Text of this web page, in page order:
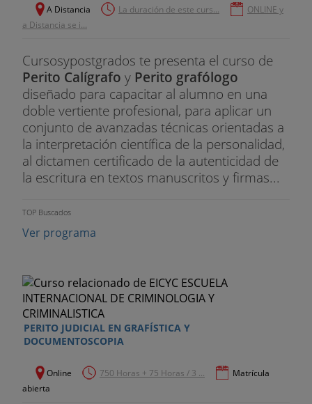
A Distancia La duración de este curs...
ONLINE y
a Distancia se i...
Cursosypostgrados te presenta el curso de
Perito Calígrafo y Perito grafólogo
diseñado para capacitar al alumno en una
doble vertiente profesional, para aplicar un
conjunto de avanzadas técnicas orientadas a
la interpretación científica de la personalidad,
al dictamen certificado de la autenticidad de
la escritura en textos manuscritos y firmas...
TOP Buscados
Ver programa
PERITO JUDICIAL EN GRAFÍSTICA Y
DOCUMENTOSCOPIA
Online 750 Horas + 75 Horas / 3 ...
Matrícula
abierta